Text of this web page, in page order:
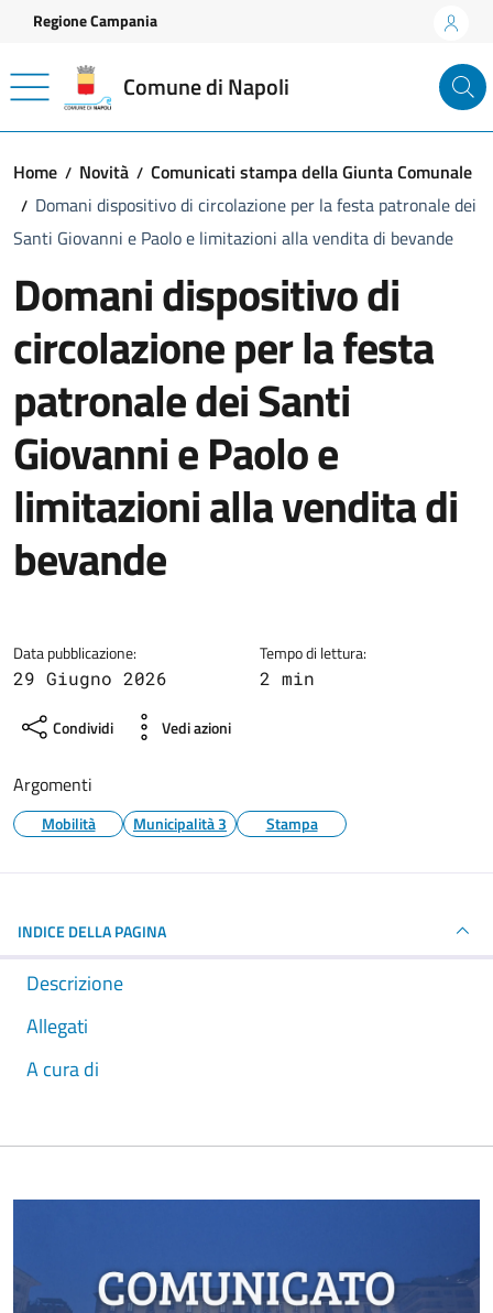
Vai ai contenuti
Vai al footer
Regione Campania
Comune di Napoli
Home Novità
Comunicati stampa della Giunta Comunale
Domani dispositivo di circolazione per la festa patronale dei
Santi Giovanni e Paolo e limitazioni alla vendita di bevande
Domani dispositivo di
circolazione per la festa
patronale dei Santi
Giovanni e Paolo e
limitazioni alla vendita di
bevande
Data pubblicazione:
29 Giugno 2026
Tempo di lettura:
2 min
Condividi Vedi azioni
Argomenti
Mobilità Municipalità 3 Stampa
INDICE DELLA PAGINA
Descrizione
Allegati
A cura di